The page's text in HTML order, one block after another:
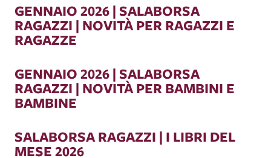
GENNAIO 2026 | SALABORSA
RAGAZZI | NOVITÀ PER RAGAZZI E
RAGAZZE
GENNAIO 2026 | SALABORSA
RAGAZZI | NOVITÀ PER BAMBINI E
BAMBINE
SALABORSA RAGAZZI | I LIBRI DEL
MESE 2026